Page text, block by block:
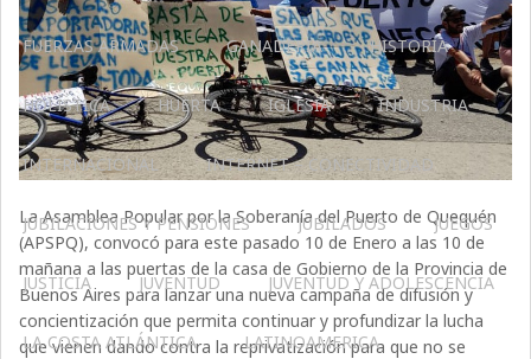
FUERZAS ARMADAS GANADERIA HISTORIA
HOLÍSTICA HUERTA IGLESIA INDUSTRIA
INTERNACIONAL INTERNET – CONECTIVIDAD
JUBILACIONES Y PENSIONES JUBILADOS JUEGOS
JUSTICIA JUVENTUD JUVENTUD Y ADOLESCENCIA
LA COSTA ATLÁNTICA LATINOAMERICA
La Asamblea Popular por la Soberanía del Puerto de Quequén
(APSPQ), convocó para este pasado 10 de Enero a las 10 de
mañana a las puertas de la casa de Gobierno de la Provincia de
Buenos Aires para lanzar una nueva campaña de difusión y
concientización que permita continuar y profundizar la lucha
que vienen dando contra la reprivatización para que no se